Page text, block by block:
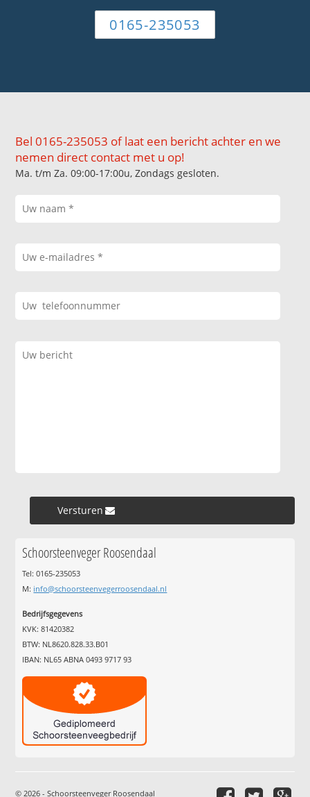
0165-235053
Bel 0165-235053 of laat een bericht achter en we
nemen direct contact met u op!
Ma. t/m Za. 09:00-17:00u, Zondags gesloten.
Versturen »
Schoorsteenveger Roosendaal
Tel: 0165-235053
M: info@schoorsteenvegerroosendaal.nl
Bedrijfsgegevens
KVK: 81420382
BTW: NL8620.828.33.B01
IBAN: NL65 ABNA 0493 9717 93
© 2026 - Schoorsteenveger Roosendaal